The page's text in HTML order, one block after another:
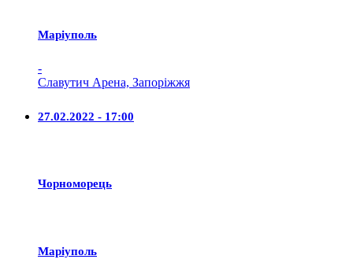
Маріуполь
-
Славутич Арена, Запоріжжя
27.02.2022 - 17:00
Чорноморець
Маріуполь